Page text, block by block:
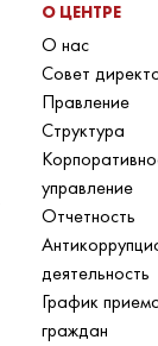
О ЦЕНТРЕ
О нас
Совет
Правление
Структура
управление
Отчетность
деятельность
График
граждан